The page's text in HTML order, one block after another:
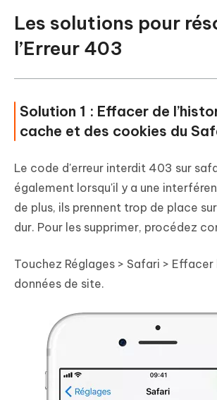
Les solutions pour
l’Erreur 403
Solution 1 : Effacer de
cache et des cookies du
Le code d'erreur interdit 403 sur
également lorsqu'il y a une
de plus, ils prennent trop de place
dur. Pour les supprimer, procédez
Touchez Réglages > Safari >
données de site.